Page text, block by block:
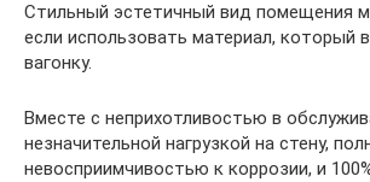
Стильный эстетичный вид помещения
если использовать материал, который
вагонку.
Вместе с неприхотливостью в
незначительной нагрузкой на стену,
невосприимчивостью к коррозии, и